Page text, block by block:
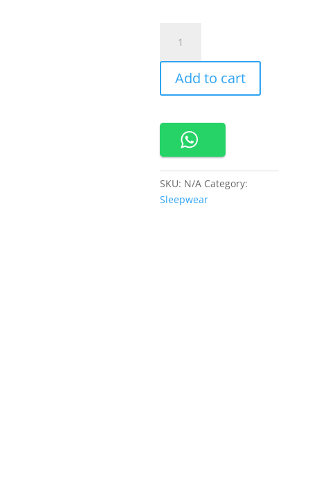
Stella
Maxi
Batwing
Bahan
Dress
Panjang
Maxi
Dress
Motif
Bunga
Add to cart
SKU: N/A Category:
Sleepwear